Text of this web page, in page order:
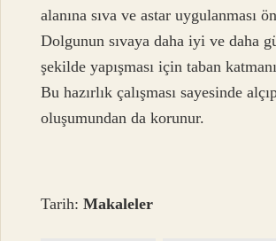
alanına sıva ve astar uygulanması
Dolgunun sıvaya daha iyi ve daha
şekilde yapışması için taban
Bu hazırlık çalışması sayesinde
oluşumundan da korunur.
Tarih:Makaleler